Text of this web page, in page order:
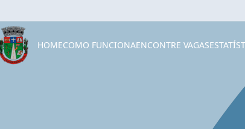
HOMECOMO FUNCIONAENCONTRE VAGAS